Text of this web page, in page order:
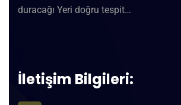
duracağı Yeri doğru tespit…
İletişim Bilgileri: